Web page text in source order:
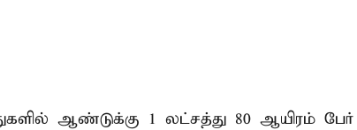
ஆண்டுக்கு 1 லட்சத்து 80 ஆயிரம்